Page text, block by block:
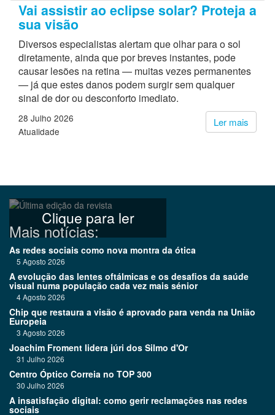
Vai assistir ao eclipse solar? Proteja a
sua visão
Diversos especialistas alertam que olhar para o sol
diretamente, ainda que por breves instantes, pode
causar lesões na retina — muitas vezes permanentes
— já que estes danos podem surgir sem qualquer
sinal de dor ou desconforto imediato.
Ler mais
28 Julho 2026
Atualidade
Clique para ler
Mais notícias:
As redes sociais como nova montra da ótica
5 Agosto 2026
A evolução das lentes oftálmicas e os desafios da saúde
visual numa população cada vez mais sénior
4 Agosto 2026
Chip que restaura a visão é aprovado para venda na União
Europeia
3 Agosto 2026
Joachim Froment lidera júri dos Silmo d'Or
31 Julho 2026
Centro Óptico Correia no TOP 300
30 Julho 2026
A insatisfação digital: como gerir reclamações nas redes
sociais